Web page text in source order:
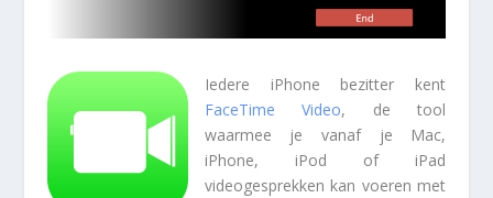
Iedere iPhone bezitter kent
FaceTime Video, de tool
waarmee je vanaf je Mac,
iPhone, iPod of iPad
videogesprekken kan voeren met